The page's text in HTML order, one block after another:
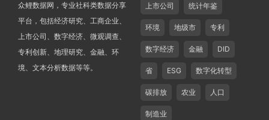
众鲤数据网，专业社科类数据分享
平台，包括经济研究、工商企业、
上市公司、数字经济、微观调查、
专利创新、地理研究、金融、环
境、文本分析数据等等。
上市公司 统计年鉴
环境 地级市 专利
数字经济 金融 DID
省 ESG 数字化转型
碳排放 农业 人口
制造业